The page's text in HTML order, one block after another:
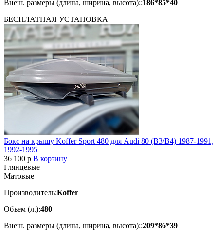
Внеш. размеры (длина, ширина, высота)::186*85*40
БЕСПЛАТНАЯ УСТАНОВКА
Бокс на крышу Koffer Sport 480 для Audi 80 (B3/B4) 1987-1991,
1992-1995
36 100 p В корзину
Глянцевые
Матовые
Производитель:Koffer
Объем (л.):480
Внеш. размеры (длина, ширина, высота)::209*86*39